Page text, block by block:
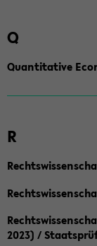
Q
Quantitative
R
2023) /